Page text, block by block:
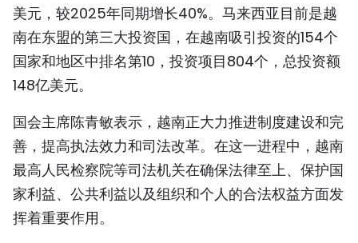
FRANÇAIS
РУССКИЙ
美元，较2025年同期增长40%。马来西亚目前是越
南在东盟的第三大投资国，在越南吸引投资的154个
国家和地区中排名第10，投资项目804个，总投资额
148亿美元。
国会主席陈青敏表示，越南正大力推进制度建设和完
善，提高执法效力和司法改革。在这一进程中，越南
最高人民检察院等司法机关在确保法律至上、保护国
家利益、公共利益以及组织和个人的合法权益方面发
挥着重要作用。